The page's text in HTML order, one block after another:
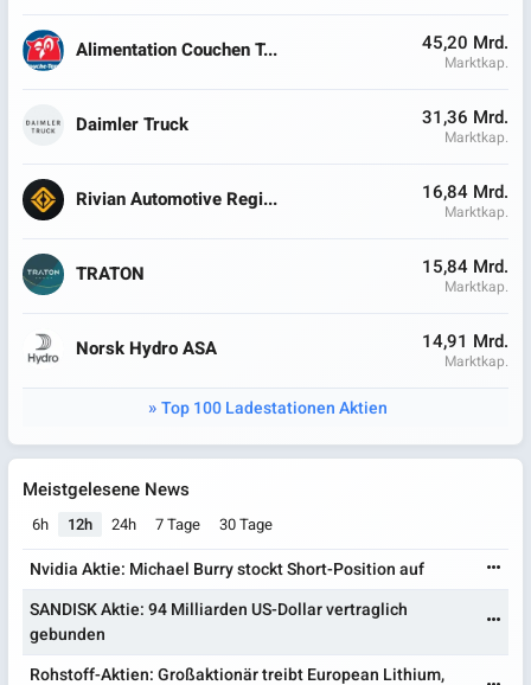
Alimentation Couchen T... 45,20 Mrd.
Marktkap.
Daimler Truck 31,36 Mrd.
Marktkap.
Rivian Automotive Regi... 16,84 Mrd.
Marktkap.
TRATON 15,84 Mrd.
Marktkap.
Norsk Hydro ASA 14,91 Mrd.
Marktkap.
Top 100 Ladestationen Aktien
Meistgelesene News
6h 12h 24h 7 Tage 30 Tage
Nvidia Aktie: Michael Burry stockt Short-Position auf
SANDISK Aktie: 94 Milliarden US-Dollar vertraglich
gebunden
Rohstoff-Aktien: Großaktionär treibt European Lithium,